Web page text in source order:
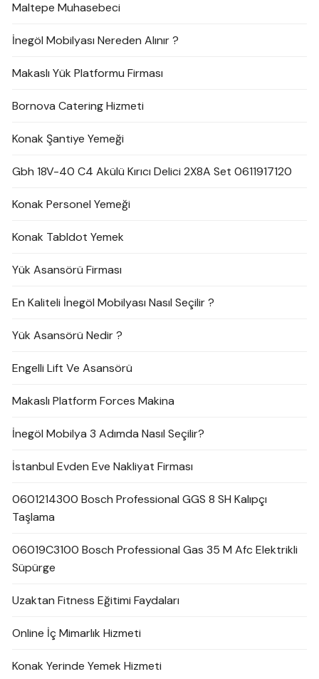
Maltepe Muhasebeci
İnegöl Mobilyası Nereden Alınır ?
Makaslı Yük Platformu Firması
Bornova Catering Hizmeti
Konak Şantiye Yemeği
Gbh 18V-40 C4 Akülü Kırıcı Delici 2X8A Set 0611917120
Konak Personel Yemeği
Konak Tabldot Yemek
Yük Asansörü Firması
En Kaliteli İnegöl Mobilyası Nasıl Seçilir ?
Yük Asansörü Nedir ?
Engelli Lift Ve Asansörü
Makaslı Platform Forces Makina
İnegöl Mobilya 3 Adımda Nasıl Seçilir?
İstanbul Evden Eve Nakliyat Firması
0601214300 Bosch Professional GGS 8 SH Kalıpçı
Taşlama
06019C3100 Bosch Professional Gas 35 M Afc Elektrikli
Süpürge
Uzaktan Fitness Eğitimi Faydaları
Online İç Mimarlık Hizmeti
Konak Yerinde Yemek Hizmeti